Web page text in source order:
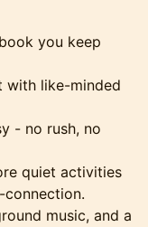
you keep
with like-minded
- no rush, no
quiet activities
music, and a